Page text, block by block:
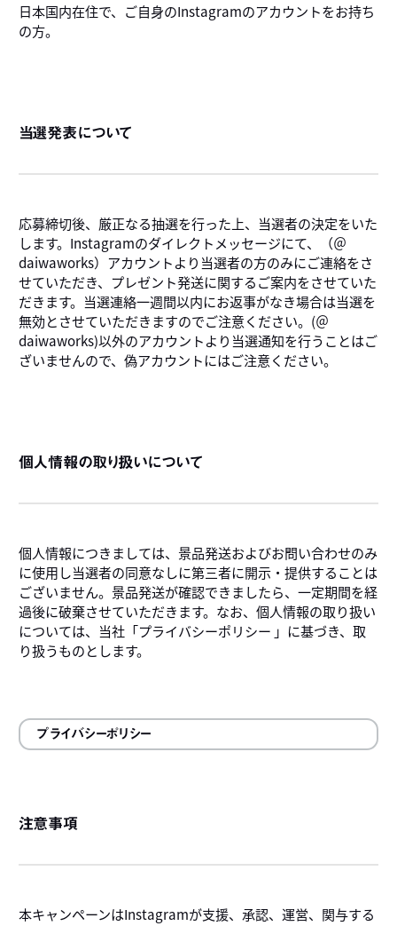
日本国内在住で、ご自身のInstagramのアカウントをお持ち
の方。
当選発表について
応募締切後、厳正なる抽選を行った上、当選者の決定をいた
します。Instagramのダイレクトメッセージにて、（＠
daiwaworks）アカウントより当選者の方のみにご連絡をさ
せていただき、プレゼント発送に関するご案内をさせていた
だきます。当選連絡一週間以内にお返事がなき場合は当選を
無効とさせていただきますのでご注意ください。(＠
daiwaworks)以外のアカウントより当選通知を行うことはご
ざいませんので、偽アカウントにはご注意ください。
個人情報の取り扱いについて
個人情報につきましては、景品発送およびお問い合わせのみ
に使用し当選者の同意なしに第三者に開示・提供することは
ございません。景品発送が確認できましたら、一定期間を経
過後に破棄させていただきます。なお、個人情報の取り扱い
については、当社「プライバシーポリシー 」に基づき、取
り扱うものとします。
プライバシーポリシー
注意事項
本キャンペーンはInstagramが支援、承認、運営、関与する